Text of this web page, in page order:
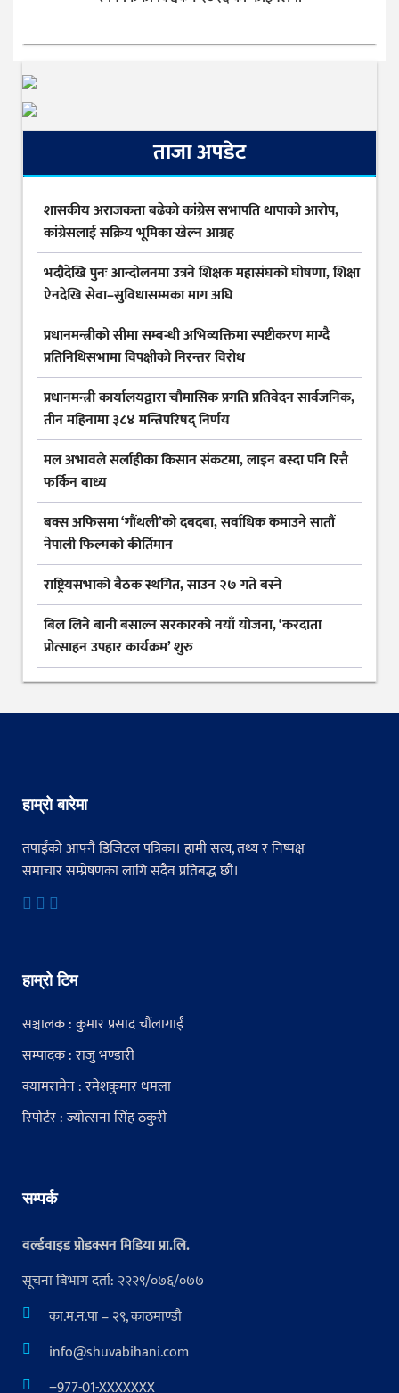
ताजा अपडेट
शासकीय अराजकता बढेको कांग्रेस सभापति थापाको आरोप,
कांग्रेसलाई सक्रिय भूमिका खेल्न आग्रह
भदौदेखि पुनः आन्दोलनमा उत्रने शिक्षक महासंघको घोषणा, शिक्षा
ऐनदेखि सेवा–सुविधासम्मका माग अघि
प्रधानमन्त्रीको सीमा सम्बन्धी अभिव्यक्तिमा स्पष्टीकरण माग्दै
प्रतिनिधिसभामा विपक्षीको निरन्तर विरोध
प्रधानमन्त्री कार्यालयद्वारा चौमासिक प्रगति प्रतिवेदन सार्वजनिक,
तीन महिनामा ३८४ मन्त्रिपरिषद् निर्णय
मल अभावले सर्लाहीका किसान संकटमा, लाइन बस्दा पनि रित्तै
फर्किन बाध्य
बक्स अफिसमा ‘गौंथली’को दबदबा, सर्वाधिक कमाउने सातौं
नेपाली फिल्मको कीर्तिमान
राष्ट्रियसभाको बैठक स्थगित, साउन २७ गते बस्ने
बिल लिने बानी बसाल्न सरकारको नयाँ योजना, ‘करदाता
प्रोत्साहन उपहार कार्यक्रम’ शुरु
हाम्रो बारेमा
तपाईंको आफ्नै डिजिटल पत्रिका। हामी सत्य, तथ्य र निष्पक्ष
समाचार सम्प्रेषणका लागि सदैव प्रतिबद्ध छौं।
हाम्रो टिम
सञ्चालक : कुमार प्रसाद चौंलागाईं
सम्पादक : राजु भण्डारी
क्यामरामेन : रमेशकुमार धमला
रिपोर्टर : ज्योत्सना सिंह ठकुरी
सम्पर्क
वर्ल्डवाइड प्रोडक्सन मिडिया प्रा.लि.
सूचना बिभाग दर्ता: २२२९/०७६/०७७
का.म.न.पा – २९, काठमाण्डौ
info@shuvabihani.com
+977-01-XXXXXXX